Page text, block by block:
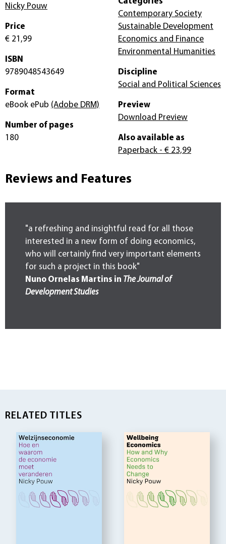
Nicky Pouw
Price
€ 21,99
ISBN
9789048543649
Format
eBook ePub (Adobe DRM)
Number of pages
180
Contemporary Society
Sustainable Development
Economics and Finance
Environmental Humanities
Discipline
Social and Political Sciences
Preview
Download Preview
Also available as
Paperback - € 23,99
Reviews and Features
"a refreshing and insightful read for all those
interested in a new form of doing economics,
who will certainly find very important elements
for such a project in this book"
Nuno Ornelas Martins in The Journal of
Development Studies
RELATED TITLES